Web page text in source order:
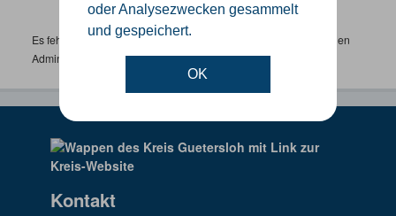
oder Analysezwecken gesammelt
und gespeichert.
OK
Es fehlen spezifische Datensätze? Wenden Sie sich bitte an einen
Administrator unter:support.gis@kreis-guetersloh.de
Kontakt